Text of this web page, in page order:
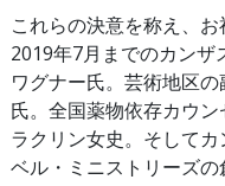
これらの決意を称え、
2019年7月までのカンザ
ワグナー氏。芸術地区
氏。全国薬物依存カウ
ラクリン女史。そして
ベル・ミニストリーズ